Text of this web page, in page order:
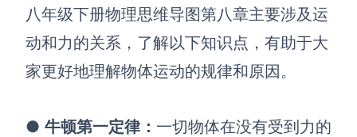
知识分享社区
探索创意灵感与高效协作技巧
定价
八年级下册物理思维导图第八章主要涉及运
动和力的关系，了解以下知识点，有助于大
家更好地理解物体运动的规律和原因。
● 牛顿第一定律： 一切物体在没有受到力的